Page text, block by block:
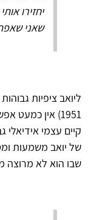
יחזירו
שאני
ליואב ציפיות
1951) אין
קיים עצמי אידיאלי
של יואב משמעות
שבו הוא לא מרוצה